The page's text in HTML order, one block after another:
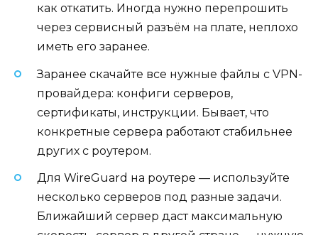
как откатить. Иногда нужно перепрошить
через сервисный разъём на плате, неплохо
иметь его заранее.
Заранее скачайте все нужные файлы с VPN-
провайдера: конфиги серверов,
сертификаты, инструкции. Бывает, что
конкретные сервера работают стабильнее
других с роутером.
Для WireGuard на роутере — используйте
несколько серверов под разные задачи.
Ближайший сервер даст максимальную